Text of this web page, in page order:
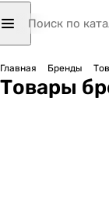
Главная Бренды
Товары